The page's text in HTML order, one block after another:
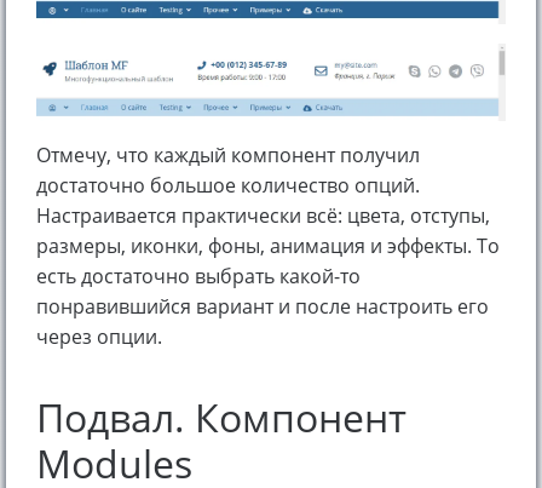
Отмечу, что каждый компонент получил
достаточно большое количество опций.
Настраивается практически всё: цвета, отступы,
размеры, иконки, фоны, анимация и эффекты. То
есть достаточно выбрать какой-то
понравившийся вариант и после настроить его
через опции.
Подвал. Компонент
Modules